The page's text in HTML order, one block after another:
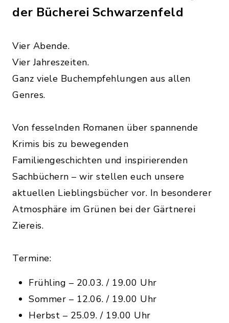
der Bücherei Schwarzenfeld
Vier Abende.
Vier Jahreszeiten.
Ganz viele Buchempfehlungen aus allen
Genres.
Von fesselnden Romanen über spannende
Krimis bis zu bewegenden
Familiengeschichten und inspirierenden
Sachbüchern – wir stellen euch unsere
aktuellen Lieblingsbücher vor. In besonderer
Atmosphäre im Grünen bei der Gärtnerei
Ziereis.
Termine:
Frühling – 20.03. / 19.00 Uhr
Sommer – 12.06. / 19.00 Uhr
Herbst – 25.09. / 19.00 Uhr